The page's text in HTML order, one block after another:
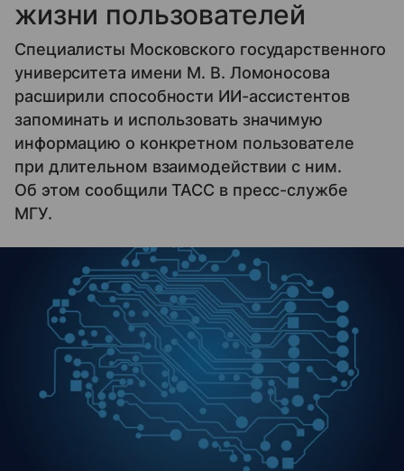
жизни пользователей
Специалисты Московского государственного
университета имени М. В. Ломоносова
расширили способности ИИ-ассистентов
запоминать и использовать значимую
информацию о конкретном пользователе
при длительном взаимодействии с ним.
Об этом сообщили ТАСС в пресс-службе
МГУ.